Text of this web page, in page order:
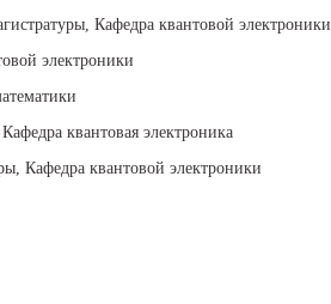
Кафедра квантовой электроники
электроники
квантовая электроника
Кафедра квантовой электроники